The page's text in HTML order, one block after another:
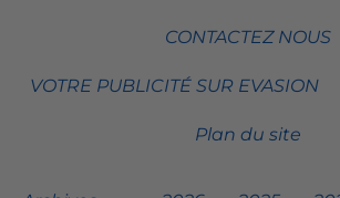
CONTACTEZ NOUS
VOTRE PUBLICITÉ SUR EVASION
Plan du site